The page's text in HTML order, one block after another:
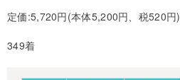
定価:5,720円(本体5,200円、税520円)
349着